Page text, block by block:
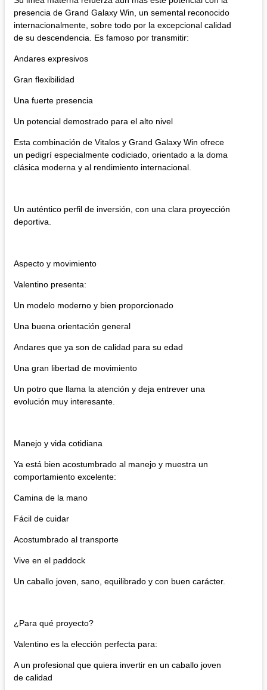
presencia de Grand Galaxy Win, un semental reconocido
internacionalmente, sobre todo por la excepcional calidad
de su descendencia. Es famoso por transmitir:
Andares expresivos
Gran flexibilidad
Una fuerte presencia
Un potencial demostrado para el alto nivel
Esta combinación de Vitalos y Grand Galaxy Win ofrece
un pedigrí especialmente codiciado, orientado a la doma
clásica moderna y al rendimiento internacional.
Un auténtico perfil de inversión, con una clara proyección
deportiva.
Aspecto y movimiento​
Valentino presenta:
Un modelo moderno y bien proporcionado
Una buena orientación general
Andares que ya son de calidad para su edad
Una gran libertad de movimiento
Un potro que llama la atención y deja entrever una
evolución muy interesante.
Manejo y vida cotidiana​
Ya está bien acostumbrado al manejo y muestra un
comportamiento excelente:
Camina de la mano
Fácil de cuidar
Acostumbrado al transporte
Vive en el paddock
Un caballo joven, sano, equilibrado y con buen carácter.
¿Para qué proyecto?
​Valentino es la elección perfecta para:
A un profesional que quiera invertir en un caballo joven
de calidad